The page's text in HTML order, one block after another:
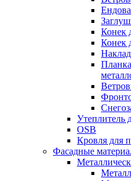
Конек
Конек
Утеплитель
OSB
Кровля для
Фасадные